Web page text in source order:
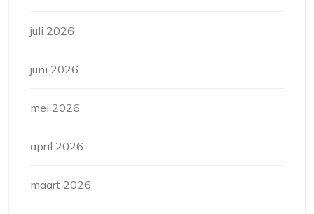
juli 2026
juni 2026
mei 2026
april 2026
maart 2026